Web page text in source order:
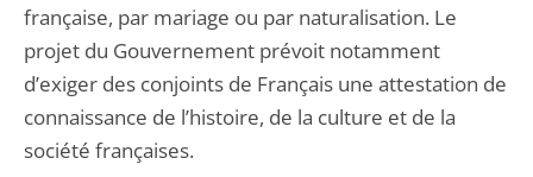
française, par mariage ou par naturalisation. Le
projet du Gouvernement prévoit notamment
d’exiger des conjoints de Français une attestation de
connaissance de l’histoire, de la culture et de la
société françaises.